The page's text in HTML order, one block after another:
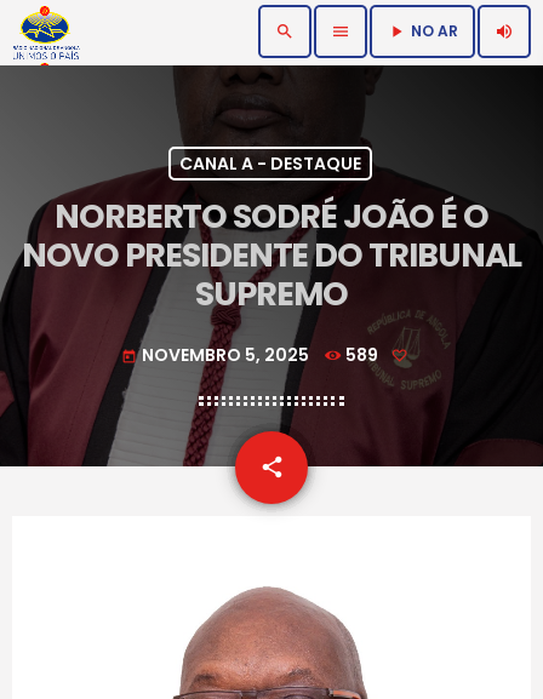
search menu play_arrow NO AR volume_up
CANAL A - DESTAQUE
NORBERTO SODRÉ JOÃO É O
NOVO PRESIDENTE DO TRIBUNAL
SUPREMO
today NOVEMBRO 5, 2025 589
share
email